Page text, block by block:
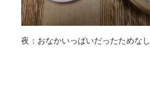
夜：おなかいっぱいだったためなし